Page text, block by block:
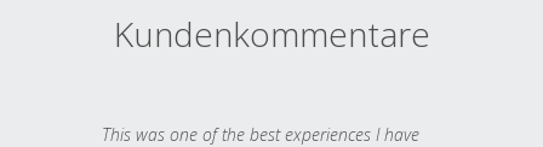
Kundenkommentare
This was one of the best experiences I have